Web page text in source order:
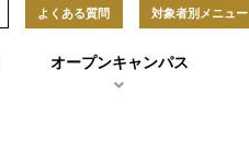
よくある質問 対象者別メニュー
オープンキャンパス